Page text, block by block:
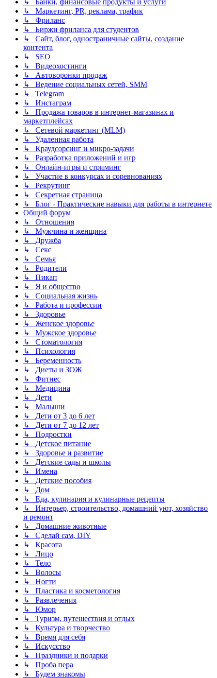
↳ Банки, финансовые продукты и услуги
↳ Маркетинг, PR, реклама, трафик
↳ Фриланс
↳ Биржи фриланса для студентов
↳ Сайт, блог, одностраничные сайты, создание
контента
↳ SEO
↳ Видеохостинги
↳ Автоворонки продаж
↳ Ведение социальных сетей, SMM
↳ Telegram
↳ Инстаграм
↳ Продажа товаров в интернет-магазинах и
маркетплейсах
↳ Сетевой маркетинг (MLM)
↳ Удаленная работа
↳ Краудсорсинг и микро-задачи
↳ Разработка приложений и игр
↳ Онлайн-игры и стриминг
↳ Участие в конкурсах и соревнованиях
↳ Рекрутинг
↳ Секретная страница
↳ Блог - Практические навыки для работы в интернете
Общий форум
↳ Отношения
↳ Мужчина и женщина
↳ Дружба
↳ Секс
↳ Семья
↳ Родители
↳ Пикап
↳ Я и общество
↳ Социальная жизнь
↳ Работа и профессии
↳ Здоровье
↳ Женское здоровье
↳ Мужское здоровье
↳ Стоматология
↳ Психология
↳ Беременность
↳ Диеты и ЗОЖ
↳ Фитнес
↳ Медицина
↳ Дети
↳ Малыши
↳ Дети от 3 до 6 лет
↳ Дети от 7 до 12 лет
↳ Подростки
↳ Детское питание
↳ Здоровье и развитие
↳ Детские сады и школы
↳ Имена
↳ Детские пособия
↳ Дом
↳ Еда, кулинария и кулинарные рецепты
↳ Интерьер, строительство, домашний уют, хозяйство
и ремонт
↳ Домашние животные
↳ Сделай сам, DIY
↳ Красота
↳ Лицо
↳ Тело
↳ Волосы
↳ Ногти
↳ Пластика и косметология
↳ Развлечения
↳ Юмор
↳ Туризм, путешествия и отдых
↳ Культура и творчество
↳ Время для себя
↳ Искусство
↳ Праздники и подарки
↳ Проба пера
↳ Будем знакомы